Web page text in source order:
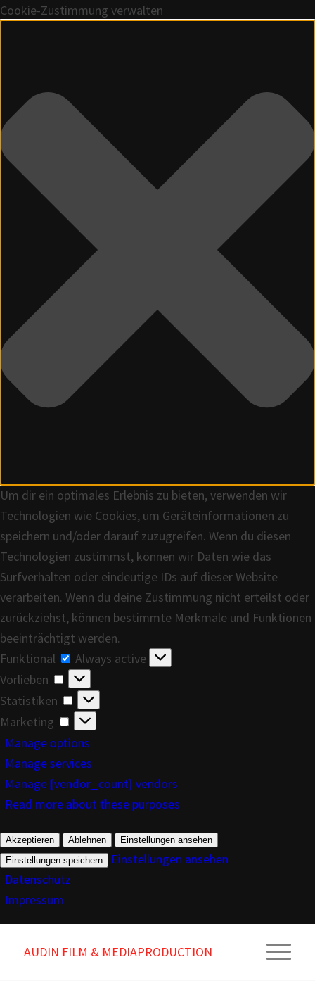
Cookie-Zustimmung verwalten
Um dir ein optimales Erlebnis zu bieten, verwenden wir
Technologien wie Cookies, um Geräteinformationen zu
speichern und/oder darauf zuzugreifen. Wenn du diesen
Technologien zustimmst, können wir Daten wie das
Surfverhalten oder eindeutige IDs auf dieser Website
verarbeiten. Wenn du deine Zustimmung nicht erteilst oder
zurückziehst, können bestimmte Merkmale und Funktionen
beeinträchtigt werden.
Funktional
Funktional
Always active
Vorlieben
Vorlieben
Statistiken Statistiken
Marketing Marketing
Manage options
Manage services
Manage {vendor_count} vendors
Read more about these purposes
Akzeptieren Ablehnen
Einstellungen ansehen
Einstellungen speichern
Einstellungen ansehen
Datenschutz
Impressum
AUDIN FILM & MEDIAPRODUCTION